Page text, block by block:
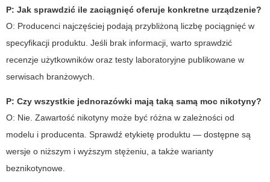
P: Jak sprawdzić ile zaciągnięć oferuje konkretne urządzenie?
O: Producenci najczęściej podają przybliżoną liczbę pociągnięć w
specyfikacji produktu. Jeśli brak informacji, warto sprawdzić
recenzje użytkowników oraz testy laboratoryjne publikowane w
serwisach branżowych.
P: Czy wszystkie jednorazówki mają taką samą moc nikotyny?
O: Nie. Zawartość nikotyny może być różna w zależności od
modelu i producenta. Sprawdź etykietę produktu — dostępne są
wersje o niższym i wyższym stężeniu, a także warianty
beznikotynowe.